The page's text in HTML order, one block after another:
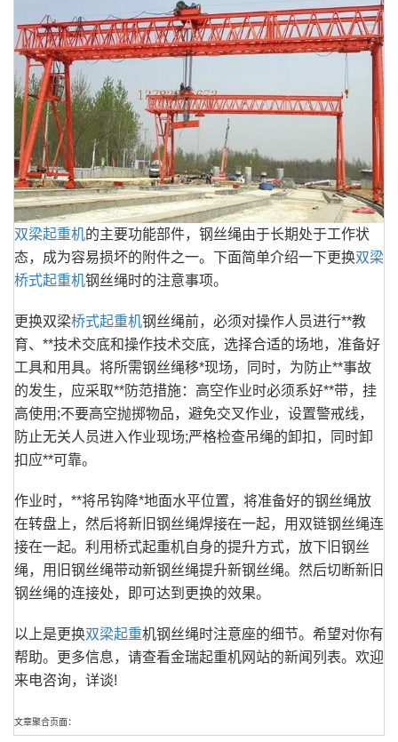
双梁起重机的主要功能部件，钢丝绳由于长期处于工作状
态，成为容易损坏的附件之一。下面简单介绍一下更换双梁
桥式起重机钢丝绳时的注意事项。
更换双梁桥式起重机钢丝绳前，必须对操作人员进行**教
育、**技术交底和操作技术交底，选择合适的场地，准备好
工具和用具。将所需钢丝绳移*现场，同时，为防止**事故
的发生，应采取**防范措施：高空作业时必须系好**带，挂
高使用;不要高空抛掷物品，避免交叉作业，设置警戒线，
防止无关人员进入作业现场;严格检查吊绳的卸扣，同时卸
扣应**可靠。
作业时，**将吊钩降*地面水平位置，将准备好的钢丝绳放
在转盘上，然后将新旧钢丝绳焊接在一起，用双链钢丝绳连
接在一起。利用桥式起重机自身的提升方式，放下旧钢丝
绳，用旧钢丝绳带动新钢丝绳提升新钢丝绳。然后切断新旧
钢丝绳的连接处，即可达到更换的效果。
以上是更换双梁起重机钢丝绳时注意座的细节。希望对你有
帮助。更多信息，请查看金瑞起重机网站的新闻列表。欢迎
来电咨询，详谈!
文章聚合页面：